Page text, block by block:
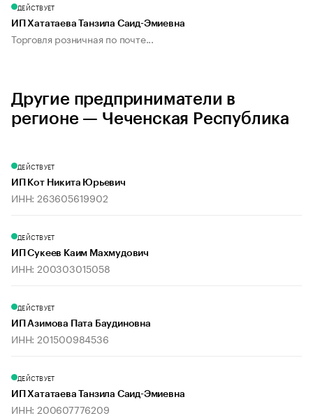
ДЕЙСТВУЕТ
ИП Хататаева Танзила Саид-Эмиевна
Торговля розничная по почте...
Другие предприниматели в
регионе — Чеченская Республика
ДЕЙСТВУЕТ
ИП Кот Никита Юрьевич
ИНН: 263605619902
ДЕЙСТВУЕТ
ИП Сукеев Каим Махмудович
ИНН: 200303015058
ДЕЙСТВУЕТ
ИП Азимова Пата Баудиновна
ИНН: 201500984536
ДЕЙСТВУЕТ
ИП Хататаева Танзила Саид-Эмиевна
ИНН: 200607776209